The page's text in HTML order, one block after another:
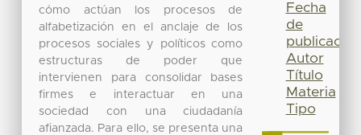
cómo actúan los procesos de
alfabetización en el anclaje de los
procesos sociales y políticos como
estructuras de poder que
intervienen para consolidar bases
firmes e interactuar en una
sociedad con una ciudadanía
afianzada. Para ello, se presenta una
Fecha
de
publicación
Autor
Título
Materia
Tipo